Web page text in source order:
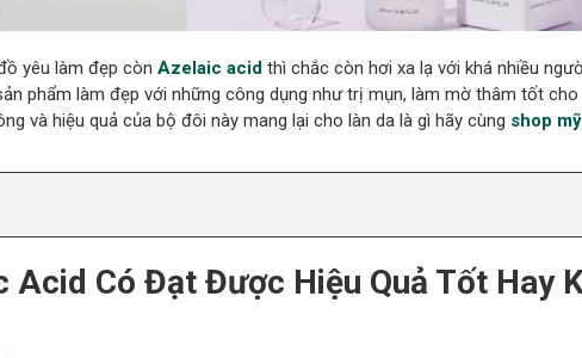
yêu làm đẹp còn Azelaic acidthì chắc còn hơi xa lạ với khá nhiều
phẩm làm đẹp với những công dụng như trị mụn, làm mờ thâm tốt cho
và hiệu quả của bộ đôi này mang lại cho làn da là gì hãy cùng shop
Có Đạt Được Hiệu Quả Tốt Hay